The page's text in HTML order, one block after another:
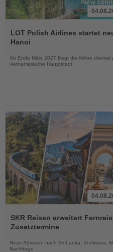
Sie
die
LOT Polish Airlines startet
Hanoi
Ab Ende März 2027 fliegt die Airline dreimal
vietnamesische Hauptstadt
Sie
die
SKR Reisen erweitert
Zusatztermine
Neue Abreisen nach Sri Lanka, Südkorea,
Nachfrage